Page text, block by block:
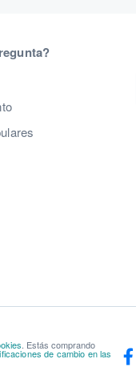
. Estás comprando
de cambio en las